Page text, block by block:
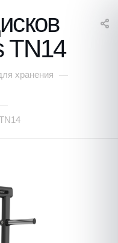
TN14
хранения —